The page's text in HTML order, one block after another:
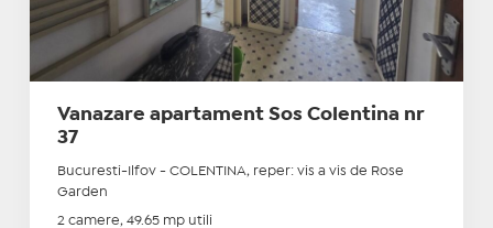
Vanazare apartament Sos Colentina nr
37
Bucuresti-Ilfov - COLENTINA, reper: vis a vis de Rose
Garden
2 camere, 49.65 mp utili